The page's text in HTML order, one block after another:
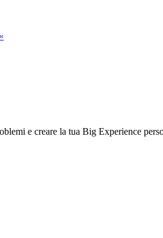
e creare la tua Big Experience